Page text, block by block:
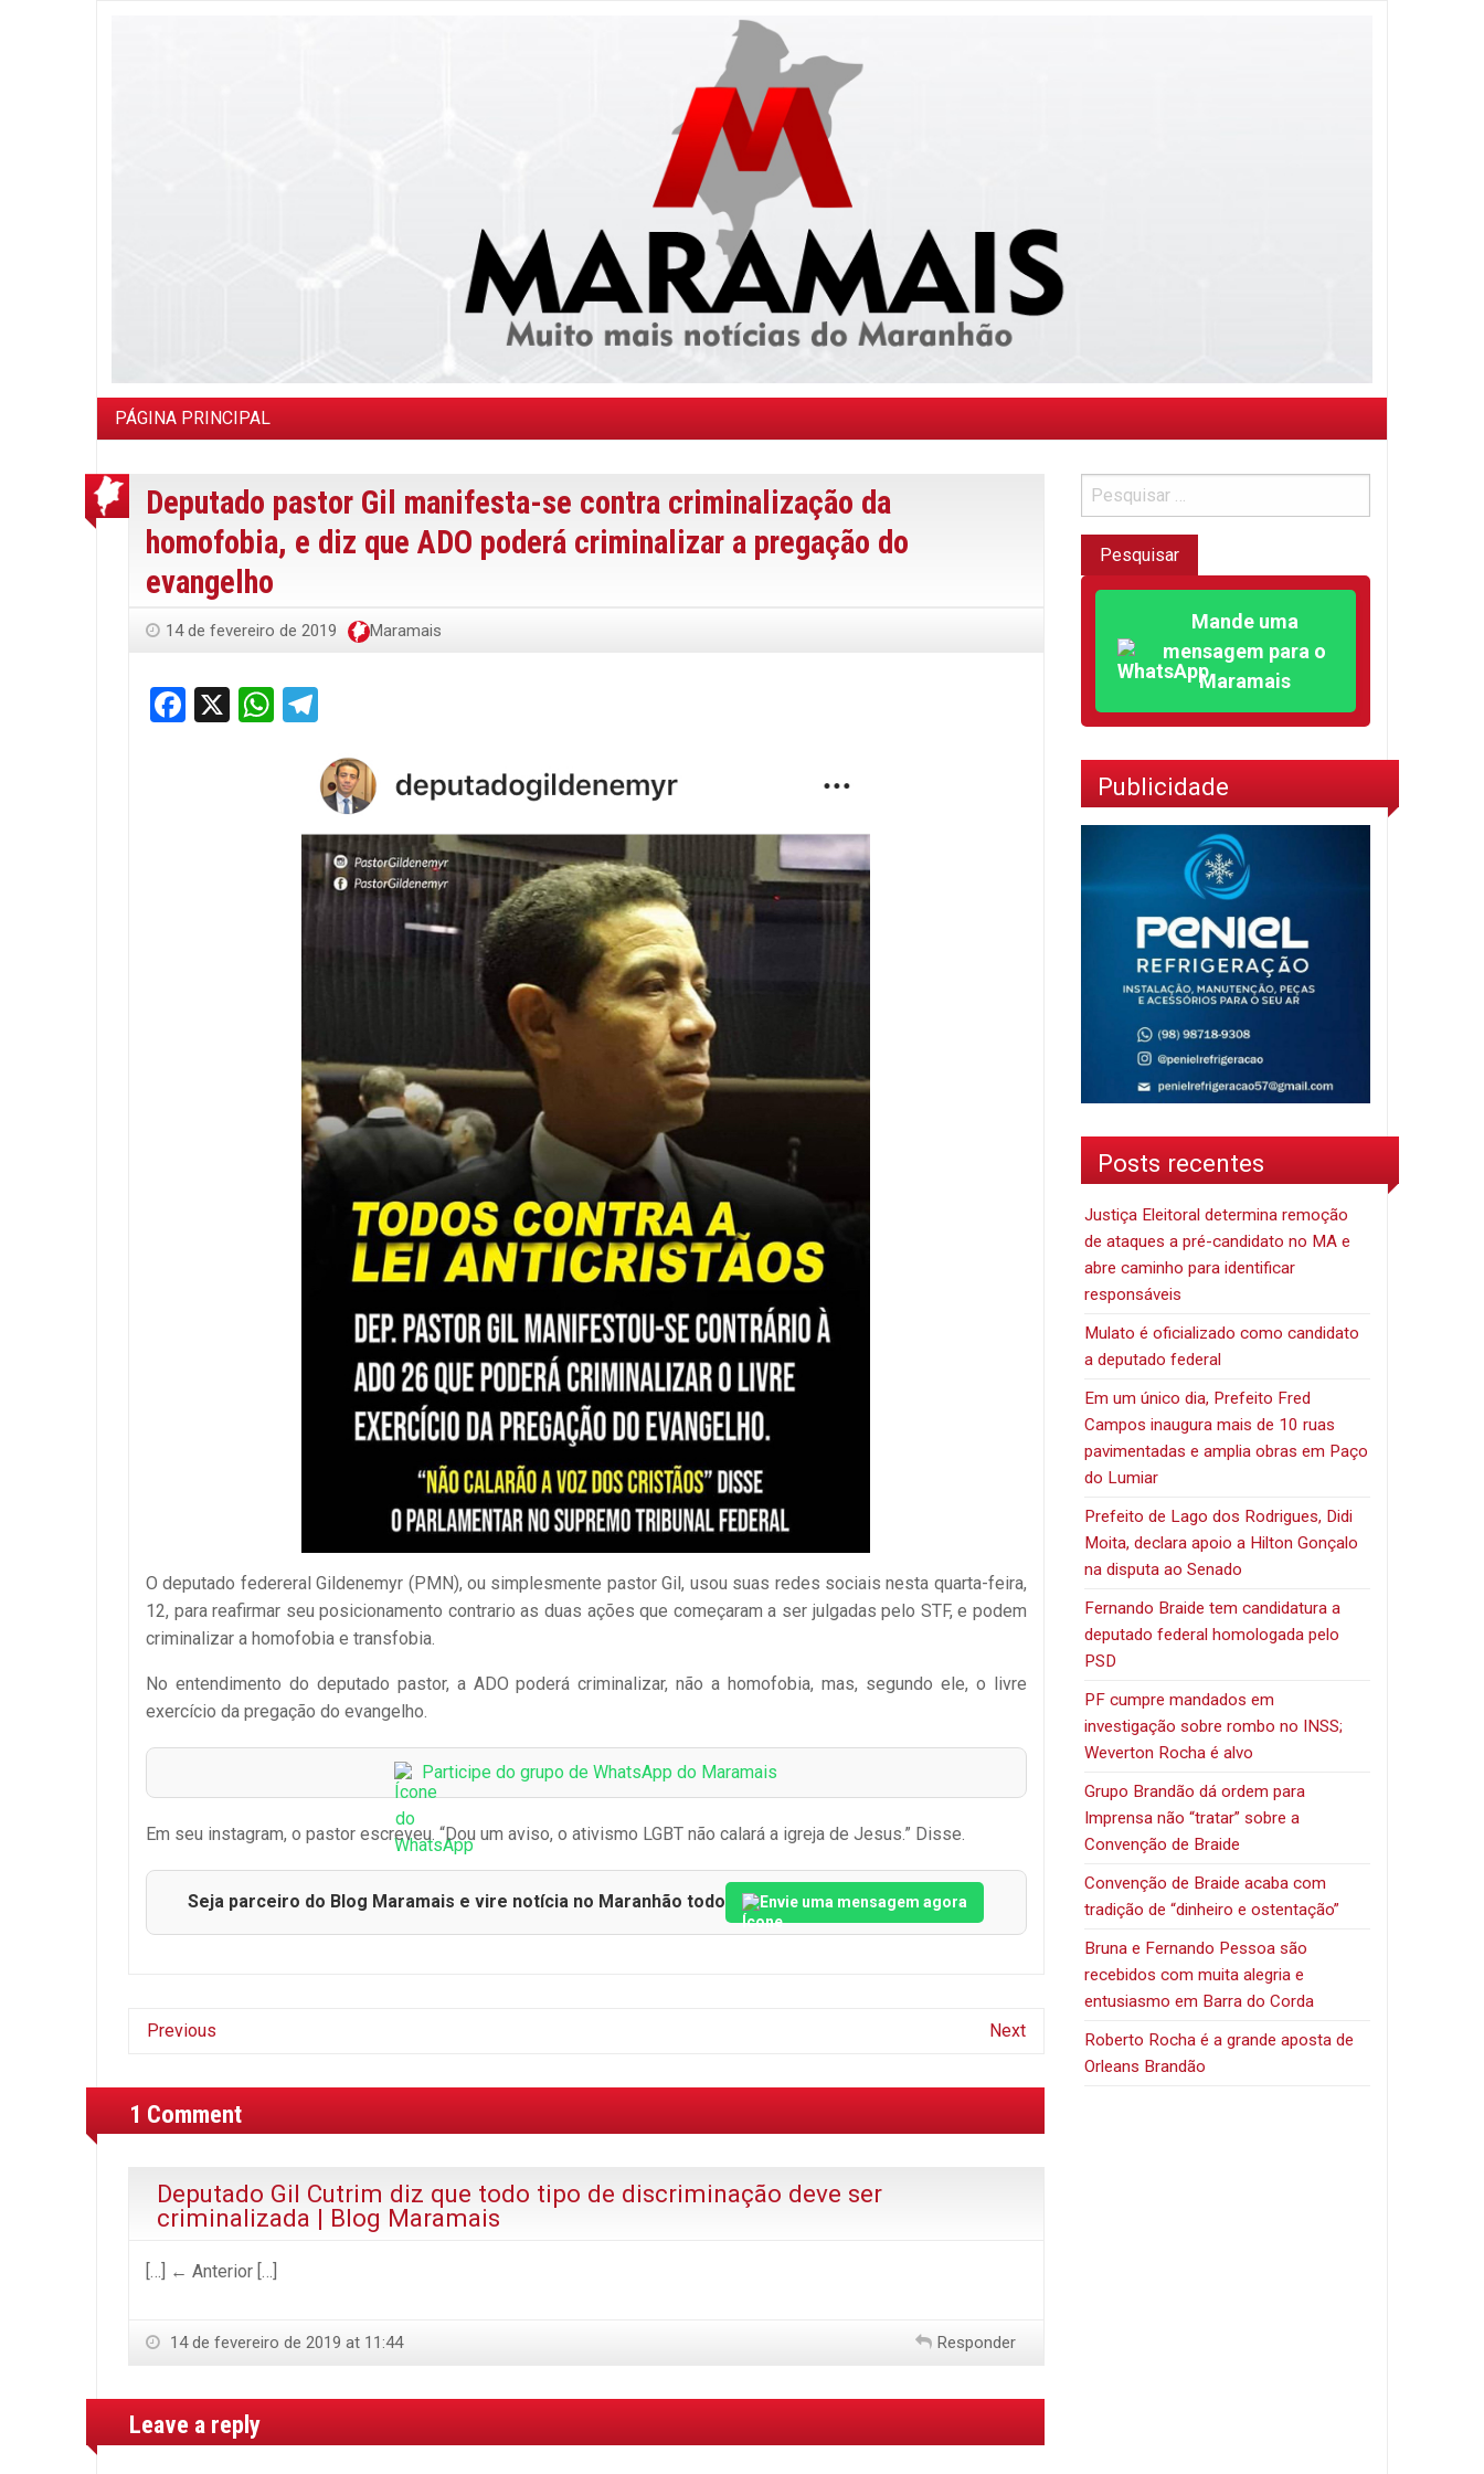
PÁGINA PRINCIPAL
Deputado pastor Gil manifesta-se contra criminalização da
homofobia, e diz que ADO poderá criminalizar a pregação do
evangelho
14 de fevereiro de 2019 Maramais
Facebook
X WhatsApp
O deputado federeral Gildenemyr (PMN), ou simplesmente pastor Gil, usou suas redes sociais nesta quarta-feira,
12, para reafirmar seu posicionamento contrario as duas ações que começaram a ser julgadas pelo STF, e podem
criminalizar a homofobia e transfobia.
No entendimento do deputado pastor, a ADO poderá criminalizar, não a homofobia, mas, segundo ele, o livre
exercício da pregação do evangelho.
Participe do grupo de WhatsApp do Maramais
Em seu instagram, o pastor escreveu. “Dou um aviso, o ativismo LGBT não calará a igreja de Jesus.” Disse.
Seja parceiro do Blog Maramais e vire notícia no Maranhão todo Envie uma mensagem agora
Previous Next
1 Comment
Deputado Gil Cutrim diz que todo tipo de discriminação deve ser
criminalizada | Blog Maramais
[…] ← Anterior […]
14 de fevereiro de 2019 at 11:44 Responder
Leave a reply
Mande uma
mensagem para o
Maramais
Publicidade
Posts recentes
Justiça Eleitoral determina remoção
de ataques a pré-candidato no MA e
abre caminho para identificar
responsáveis
Mulato é oficializado como candidato
a deputado federal
Em um único dia, Prefeito Fred
Campos inaugura mais de 10 ruas
pavimentadas e amplia obras em Paço
do Lumiar
Prefeito de Lago dos Rodrigues, Didi
Moita, declara apoio a Hilton Gonçalo
na disputa ao Senado
Fernando Braide tem candidatura a
deputado federal homologada pelo
PSD
PF cumpre mandados em
investigação sobre rombo no INSS;
Weverton Rocha é alvo
Grupo Brandão dá ordem para
Imprensa não “tratar” sobre a
Convenção de Braide
Convenção de Braide acaba com
tradição de “dinheiro e ostentação”
Bruna e Fernando Pessoa são
recebidos com muita alegria e
entusiasmo em Barra do Corda
Roberto Rocha é a grande aposta de
Orleans Brandão